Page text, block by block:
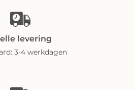
levering
3-4 werkdagen